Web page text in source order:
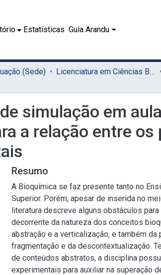
Estatísticas Guia Arandu
(Sede) Licenciatura em Ciências Biológicas (Sede)
simulação em
a relação entre
Resumo
A Bioquímica se faz presente tanto no
Superior. Porém, apesar de inserida no
literatura descreve alguns obstáculos
decorrente da natureza dos conceitos
abstração e a verticalização, e também
fragmentação e da descontextualização.
de conteúdos abstratos, a disciplina
experimentais para auxiliar na superação